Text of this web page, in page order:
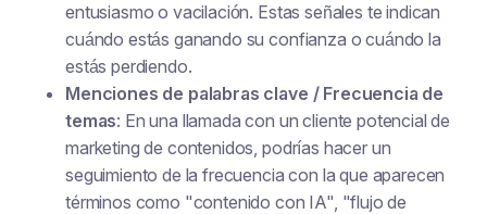
entusiasmo o vacilación. Estas señales te indican
cuándo estás ganando su confianza o cuándo la
estás perdiendo.
Menciones de palabras clave / Frecuencia de
temas: En una llamada con un cliente potencial de
marketing de contenidos, podrías hacer un
seguimiento de la frecuencia con la que aparecen
términos como "contenido con IA", "flujo de